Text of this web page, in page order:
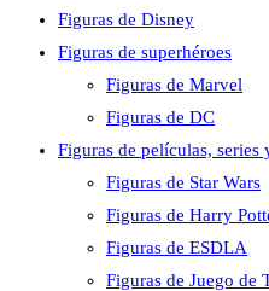
Figuras de Disney
Figuras de superhéroes
Figuras de Marvel
Figuras de DC
Figuras de películas, series
Figuras de Star Wars
Figuras de Harry
Figuras de ESDLA
Figuras de Juego de